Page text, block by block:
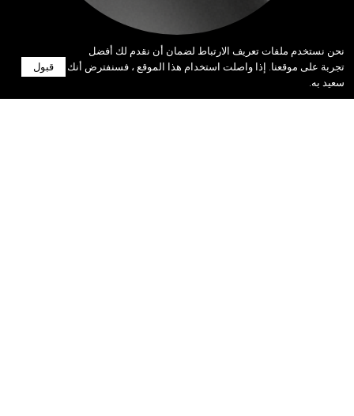
نحن نستخدم ملفات تعريف الارتباط لضمان أن نقدم لك أفضل
تجربة على موقعنا. إذا واصلت استخدام هذا الموقع ، فسنفترض أنك
سعيد به.
قبول